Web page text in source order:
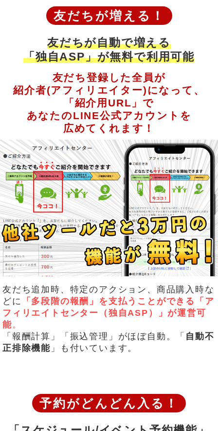
友だちが増える！
友だちが自動で増える
「独自ASP」が無料で利用可能
友だち登録した全員が
紹介者(アフィリエイター)になって、
「紹介用URL」で
あなたのLINE公式アカウントを
広めてくれます！
友だち追加時、特定のアクション、商品購入時な
どに
「多段階の報酬」を支払うことができる「ア
フィリエイトセンター（独自ASP）」が運営可
能。
「報酬計算」「振込管理」がほぼ自動。「 自動不
正排除機能 」も付いています。
予約がどんどん入る！